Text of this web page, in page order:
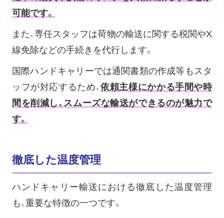
可能です。
また、専任スタッフは荷物の輸送に関する税関やX
線免除などの手続きを代行します。
国際ハンドキャリーでは通関書類の作成等もスタ
ッフが対応するため、依頼主様にかかる手間や時
間を削減し、スムーズな輸送ができるのが魅力で
す。
徹底した温度管理
ハンドキャリー輸送における徹底した温度管理
も、重要な特徴の一つです。